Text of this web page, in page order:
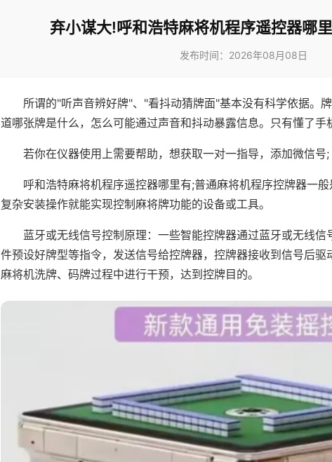
弃小谋大!呼和浩特麻将机程序遥控器哪
发布时间：2026年08月08日
所谓的"听声音辨好牌"、"看抖动猜牌面"基本没有科学依据。
道哪张牌是什么，怎么可能通过声音和抖动暴露信息。只有懂了手
若你在仪器使用上需要帮助，想获取一对一指导，添加微信号;
呼和浩特麻将机程序遥控器哪里有;普通麻将机程序控牌器一
复杂安装操作就能实现控制麻将牌功能的设备或工具。
蓝牙或无线信号控制原理：一些智能控牌器通过蓝牙或无线
件预设好牌型等指令，发送信号给控牌器，控牌器接收到信号后驱
麻将机洗牌、码牌过程中进行干预，达到控牌目的。